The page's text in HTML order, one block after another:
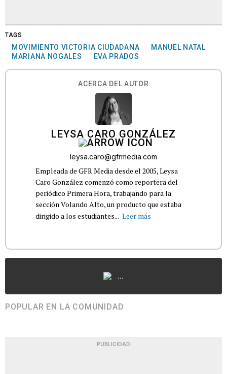
TAGS
MOVIMIENTO VICTORIA CIUDADANA
MANUEL NATAL
MARIANA NOGALES
EVA PRADOS
ACERCA DEL AUTOR
LEYSA CARO GONZÁLEZ
leysa.caro@gfrmedia.com
Empleada de GFR Media desde el 2005, Leysa
Caro González comenzó como reportera del
periódico Primera Hora, trabajando para la
sección Volando Alto, un producto que estaba
dirigido a los estudiantes... Leer más
...
POPULAR EN LA COMUNIDAD
PUBLICIDAD